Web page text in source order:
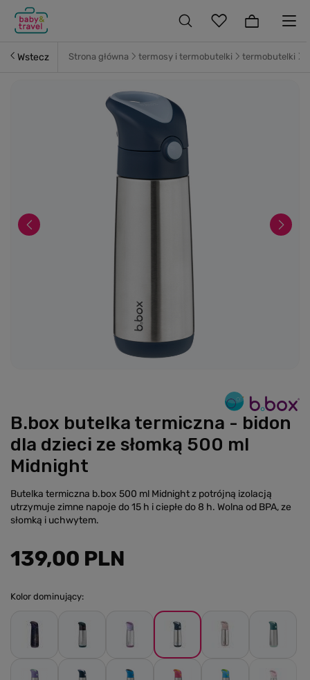
Wstecz Strona główna termosy i termobutelki termobutelki
B.box butelka termiczna - bidon
dla dzieci ze słomką 500 ml
Midnight
Butelka termiczna b.box 500 ml Midnight z potrójną izolacją
utrzymuje zimne napoje do 15 h i ciepłe do 8 h. Wolna od BPA, ze
słomką i uchwytem.
139,00 PLN
Kolor dominujący